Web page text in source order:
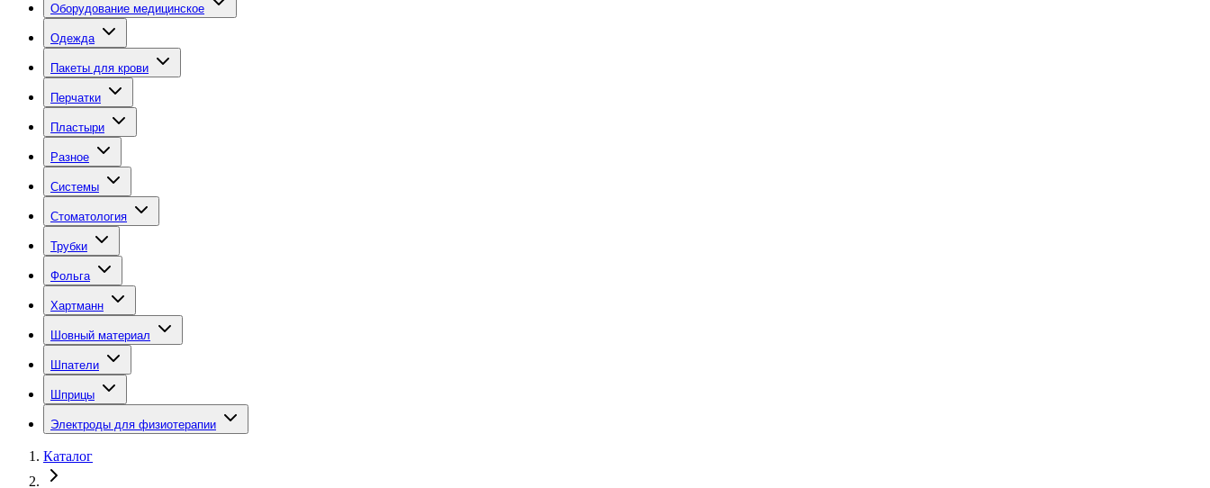
Оборудование медицинское
Одежда
Пакеты для крови
Перчатки
Пластыри
Разное
Системы
Стоматология
Трубки
Фольга
Хартманн
Шовный материал
Шпатели
Шприцы
Электроды для физиотерапии
Каталог